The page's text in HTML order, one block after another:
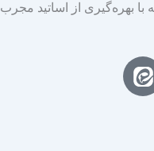
با بهره‌گیری از اساتید